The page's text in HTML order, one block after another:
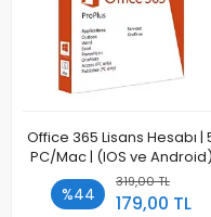
Office 365 Lisans Hesabı |
PC/Mac | (IOS ve Android)
%44
319,00 TL
179,00 TL